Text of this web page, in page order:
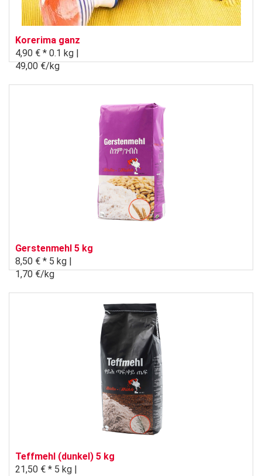
Korerima ganz
4,90 € * 0.1 kg |
49,00 €/kg
Gerstenmehl 5 kg
8,50 € * 5 kg |
1,70 €/kg
Teffmehl (dunkel) 5 kg
21,50 € * 5 kg |